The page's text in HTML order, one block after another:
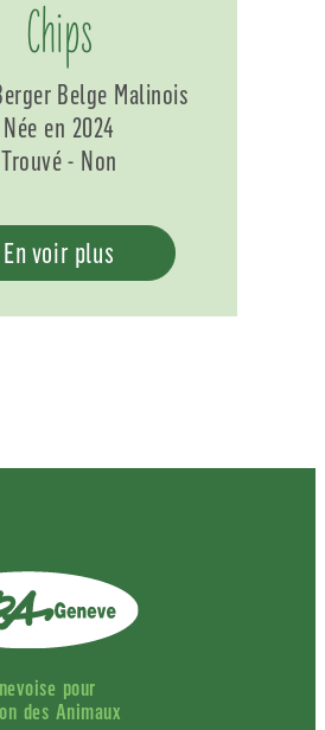
Chips
Belge Malinois
Née en 2024
Trouvé - Non
En voir plus
pour
des Animaux